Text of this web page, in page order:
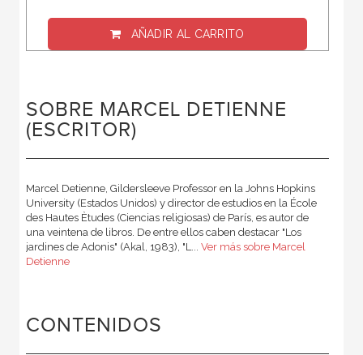
AÑADIR AL CARRITO
SOBRE MARCEL DETIENNE
(ESCRITOR)
Marcel Detienne, Gildersleeve Professor en la Johns Hopkins
University (Estados Unidos) y director de estudios en la École
des Hautes Ètudes (Ciencias religiosas) de París, es autor de
una veintena de libros. De entre ellos caben destacar "Los
jardines de Adonis" (Akal, 1983), "L... Ver más sobre Marcel
Detienne
CONTENIDOS